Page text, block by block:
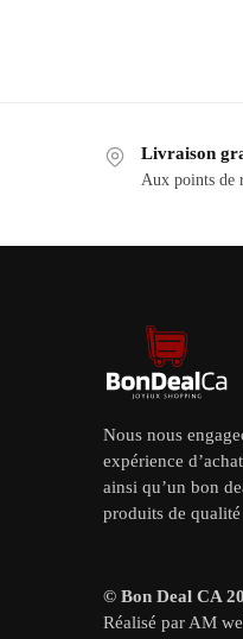
Livraison
Aux points de
Nous nous
expérience
ainsi qu’un bon
produits de
© Bon Deal CA
Réalisé par AM